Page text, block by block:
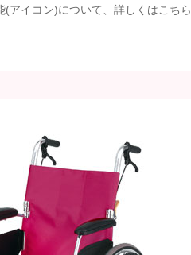
(アイコン)について、詳しくはこちら